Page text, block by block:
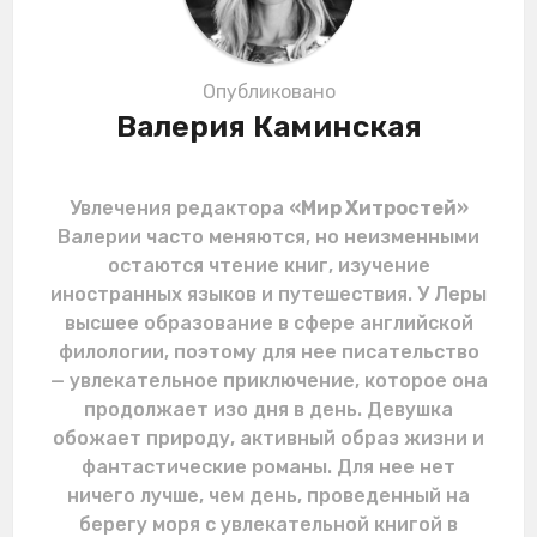
Опубликовано
Валерия Каминская
Увлечения редактора «Мир Хитростей»
Валерии часто меняются, но неизменными
остаются чтение книг, изучение
иностранных языков и путешествия. У Леры
высшее образование в сфере английской
филологии, поэтому для нее писательство
— увлекательное приключение, которое она
продолжает изо дня в день. Девушка
обожает природу, активный образ жизни и
фантастические романы. Для нее нет
ничего лучше, чем день, проведенный на
берегу моря с увлекательной книгой в